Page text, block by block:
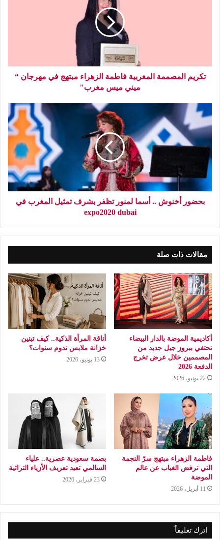
تكريم المصممة المغربية فاطمة الزهراء مبتهج في مهرجان “
ميني ميس مغرب"
بحضور أخنوش .. أسما لمنور تظفر بشرف تمثيل المغرب في
expo2020 dubai
مقالات ذات صلة
أكاديمية الموضة بالدار البيضاء
تحتفي ببروز جيل جديد من
المصممين خلال عرض تخرج
الدفعة 2026
22 يونيو، 2026
أناقة المرأة الذكية.. كيف تبنين
خزانة ملابس تدوم سنوات؟
13 يونيو، 2026
فاطمة الزهراء مبتهج سرّ النجمة
التي ترفض الغياب عن عالم
الموضة
11 أبريل، 2026
بصمة سعودية عصرية.. علياء
السالمي تعيد تعريف الأزياء التراثية
23 فبراير، 2026
اترك تعليقاً